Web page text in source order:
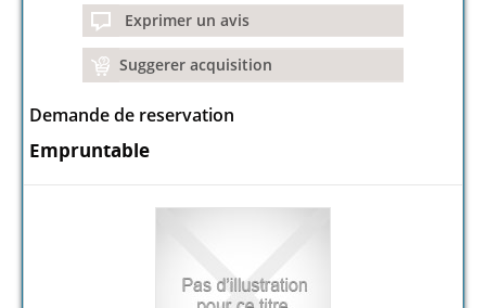
Exprimer un avis
Suggerer acquisition
Demande de reservation
Empruntable